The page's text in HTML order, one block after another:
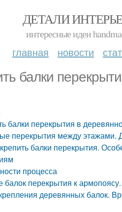
ДЕТАЛИ
интересные идеи
главная новости
балки
балки перекрытия в
перекрытия между этажами.
балки перекрытия.
процесса
балок перекрытия к
деревянных балок.